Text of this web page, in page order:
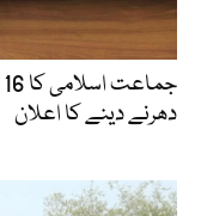
دھرنے دینے کا اعلان